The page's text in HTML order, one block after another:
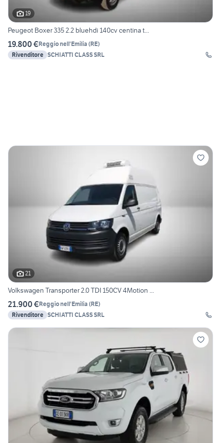
19
Peugeot Boxer 335 2.2 bluehdi 140cv centina t...
19.800 €Reggio nell'Emilia (RE)
Rivenditore SCHIATTI CLASS SRL
21
Volkswagen Transporter 2.0 TDI 150CV 4Motion ...
21.900 €Reggio nell'Emilia (RE)
Rivenditore SCHIATTI CLASS SRL